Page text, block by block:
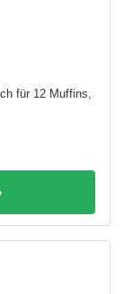
für 12 Muffins,